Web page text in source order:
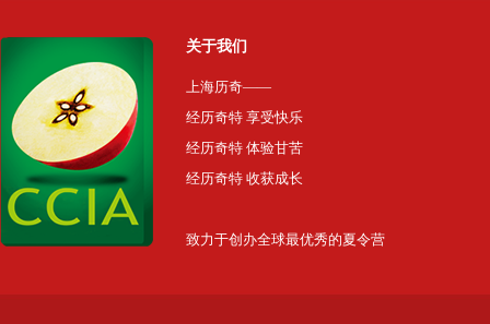
关于我们
上海历奇——
经历奇特 享受快乐
经历奇特 体验甘苦
经历奇特 收获成长
致力于创办全球最优秀的夏令营